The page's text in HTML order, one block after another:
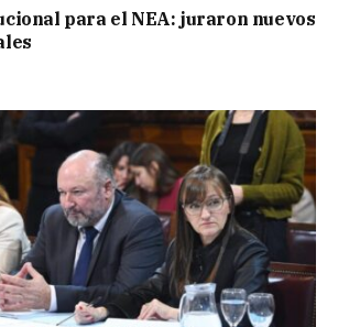
para el NEA: juraron nuevos